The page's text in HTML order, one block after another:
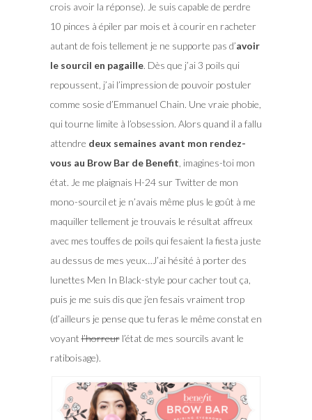
crois avoir la réponse). Je suis capable de perdre
10 pinces à épiler par mois et à courir en racheter
autant de fois tellement je ne supporte pas d’avoir
le sourcil en pagaille. Dès que j’ai 3 poils qui
repoussent, j’ai l’impression de pouvoir postuler
comme sosie d’Emmanuel Chain. Une vraie phobie,
qui tourne limite à l’obsession. Alors quand il a fallu
attendre deux semaines avant mon rendez-
vous au Brow Bar de Benefit, imagines-toi mon
état. Je me plaignais H-24 sur Twitter de mon
mono-sourcil et je n’avais même plus le goût à me
maquiller tellement je trouvais le résultat affreux
avec mes touffes de poils qui fesaient la fiesta juste
au dessus de mes yeux…J’ai hésité à porter des
lunettes Men In Black-style pour cacher tout ça,
puis je me suis dis que j’en fesais vraiment trop
(d’ailleurs je pense que tu feras le même constat en
voyantl’horreurl’état de mes sourcils avant le
ratiboisage).